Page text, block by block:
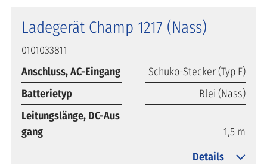
Ladegerät Champ 1217 (Nass)
0101033811
Anschluss, AC-Eingang
Schuko-Stecker (Typ F)
Batterietyp
Blei (Nass)
Leitungslänge, DC-Aus
gang
1,5 m
Details